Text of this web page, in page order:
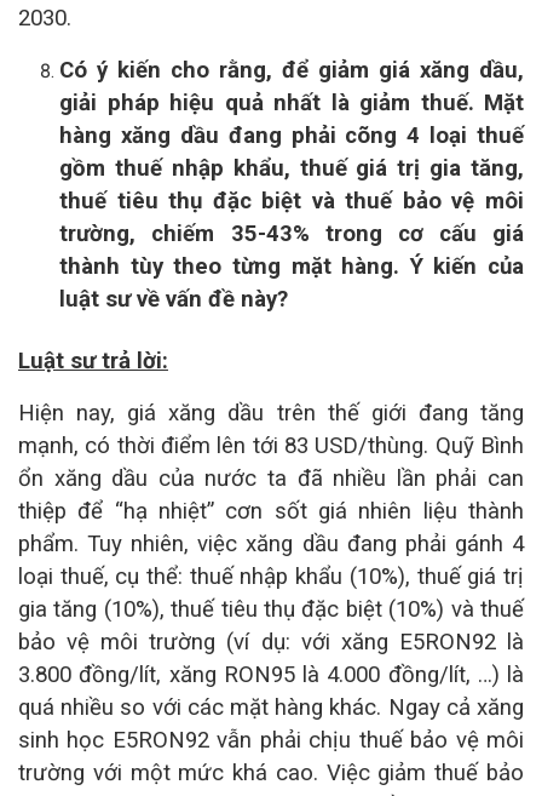
2030.
Có ý kiến cho rằng, để giảm giá xăng dầu,
giải pháp hiệu quả nhất là giảm thuế. Mặt
hàng xăng dầu đang phải cõng 4 loại thuế
gồm thuế nhập khẩu, thuế giá trị gia tăng,
thuế tiêu thụ đặc biệt và thuế bảo vệ môi
trường, chiếm 35-43% trong cơ cấu giá
thành tùy theo từng mặt hàng. Ý kiến của
luật sưvề vấn đề này?
Luật sư trả lời:
Hiện nay, giá xăng dầu trên thế giới đang tăng
mạnh, có thời điểm lên tới 83 USD/thùng. Quỹ Bình
ổn xăng dầu của nước ta đã nhiều lần phải can
thiệp để “hạ nhiệt” cơn sốt giá nhiên liệu thành
phẩm. Tuy nhiên, việc xăng dầu đang phải gánh 4
loại thuế, cụ thể: thuế nhập khẩu (10%), thuế giá trị
gia tăng (10%), thuế tiêu thụ đặc biệt (10%) và thuế
bảo vệ môi trường (ví dụ: với xăng E5RON92 là
3.800 đồng/lít, xăng RON95 là 4.000 đồng/lít, …) là
quá nhiều so với các mặt hàng khác. Ngay cả xăng
sinh học E5RON92 vẫn phải chịu thuế bảo vệ môi
trường với một mức khá cao. Việc giảm thuế bảo